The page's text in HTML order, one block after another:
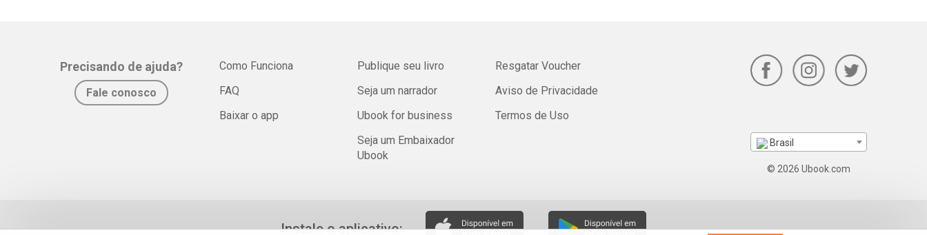
Precisando de ajuda?
Fale conosco
Como Funciona
FAQ
Baixar o app
Publique seu livro
Seja um narrador
Ubook for business
Seja um Embaixador
Ubook
Resgatar Voucher
Aviso de Privacidade
Termos de Uso
Brasil
© 2026 Ubook.com
Instale o aplicativo: